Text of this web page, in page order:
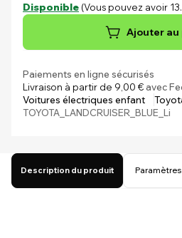
Disponible (Vous pouvez avoir
Ajouter au
Paiements en ligne sécurisés
Livraison à partir de 9,00 €avec
Voitures électriques enfant
TOYOTA_LANDCRUISER_BLUE_Li
Description du produit